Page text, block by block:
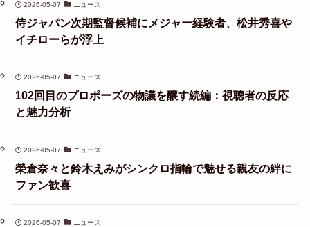
2026-05-07 ニュース
侍ジャパン次期監督候補にメジャー経験者、松井秀喜や
イチローらが浮上
2026-05-07 ニュース
102回目のプロポーズの物議を醸す続編：視聴者の反応
と魅力分析
2026-05-07 ニュース
榮倉奈々と鈴木えみがシンクロ指輪で魅せる親友の絆に
ファン歓喜
2026-05-07 ニュース